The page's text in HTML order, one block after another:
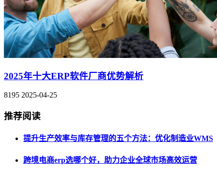
2025年十大ERP软件厂商优势解析
8195 2025-04-25
推荐阅读
提升生产效率与库存管理的五个方法：优化制造业WMS
跨境电商erp选哪个好，助力企业全球市场高效运营